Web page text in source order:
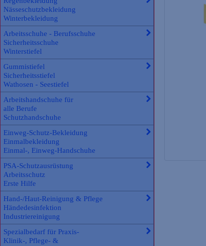
Nässeschutzbekleidung
Winterbekleidung
Arbeitsschuhe - Berufsschuhe
Sicherheitsschuhe
Winterstiefel
Gummistiefel
Sicherheitsstiefel
Wathosen - Seestiefel
Arbeitshandschuhe für
alle Berufe
Schutzhandschuhe
Einweg-Schutz-Bekleidung
Einmalbekleidung
Einmal-, Einweg-Handschuhe
PSA-Schutzausrüstung
Arbeitsschutz
Erste Hilfe
Hand-/Haut-Reinigung & Pflege
Händedesinfektion
Industriereinigung
Spezialbedarf für Praxis-
Klinik-, Pflege- &